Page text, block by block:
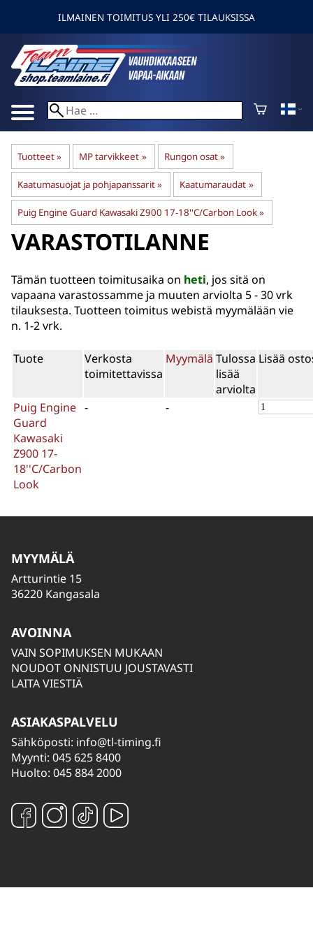
ILMAINEN TOIMITUS YLI 250€ TILAUKSISSA
Tuotteet‪» MP tarvikkeet ‪» Rungon osat‪»
Kaatumasuojat ja pohjapanssarit‪» Kaatumaraudat ‪»
Puig Engine Guard Kawasaki Z900 17-18''C/Carbon Look‪»
VARASTOTILANNE
Tämän tuotteen toimitusaika on heti, jos sitä on
vapaana varastossamme ja muuten arviolta 5 - 30 vrk
tilauksesta. Tuotteen toimitus webistä myymälään vie
n. 1-2 vrk.
Tuote
Verkosta
toimitettavissa
Myymälä Tulossa
lisää
arviolta
Lisää
Puig Engine
Guard
Kawasaki
Z900 17-
18''C/Carbon
Look
- -
MYYMÄLÄ
Artturintie 15
36220 Kangasala
AVOINNA
VAIN SOPIMUKSEN MUKAAN
NOUDOT ONNISTUU JOUSTAVASTI
LAITA VIESTIÄ
ASIAKASPALVELU
Sähköposti: info@tl-timing.fi
Myynti: 045 625 8400
Huolto: 045 884 2000